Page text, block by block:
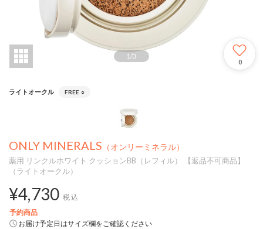
1/3
0
ライトオークル FREE ○
ONLY MINERALS （オンリーミネラル）
薬用 リンクルホワイト クッションBB（レフィル） 【返品不可商品】
（ライトオークル）
¥4,730 税込
予約商品
お届け予定日はサイズ欄をご確認ください